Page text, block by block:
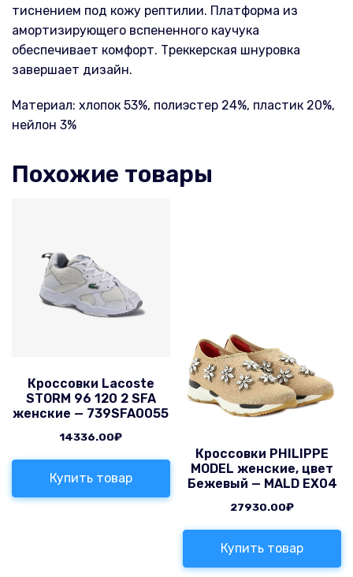
тиснением под кожу рептилии. Платформа из
амортизирующего вспененного каучука
обеспечивает комфорт. Треккерская шнуровка
завершает дизайн.
Материал: хлопок 53%, полиэстер 24%, пластик 20%,
нейлон 3%
Похожие товары
Кроссовки Lacoste
STORM 96 120 2 SFA
женские — 739SFA0055
14336.00₽
Купить товар
Кроссовки PHILIPPE
MODEL женские, цвет
Бежевый — MALD EX04
27930.00₽
Купить товар